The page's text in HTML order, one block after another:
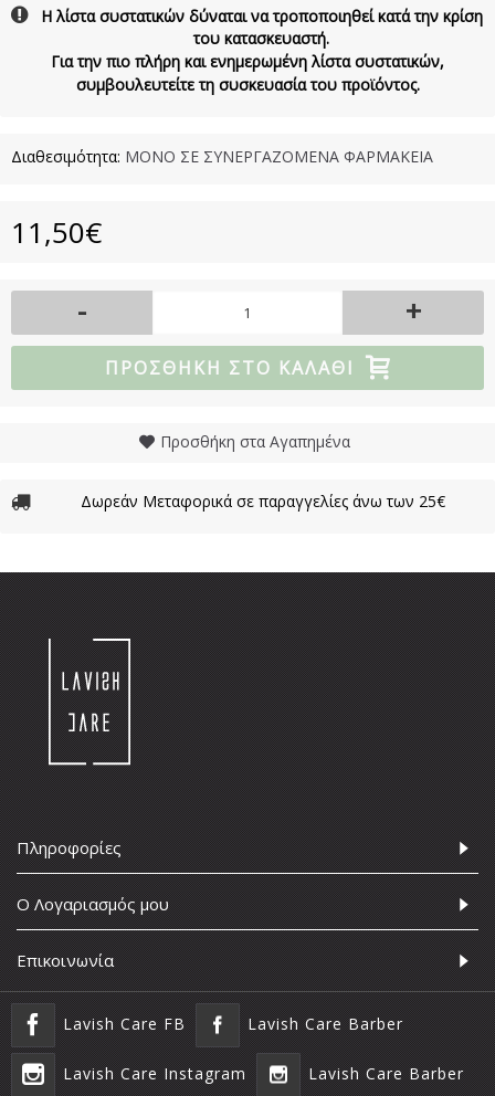
Η λίστα συστατικών δύναται να τροποποιηθεί κατά την κρίση
του κατασκευαστή.
Για την πιο πλήρη και ενημερωμένη λίστα συστατικών,
συμβουλευτείτε τη συσκευασία του προϊόντος.
Διαθεσιμότητα: ΜΟΝΟ ΣΕ ΣΥΝΕΡΓΑΖΟΜΕΝΑ ΦΑΡΜΑΚΕΙΑ
11,50€
- +
ΠΡΟΣΘΉΚΗ ΣΤΟ ΚΑΛΆΘΙ
Προσθήκη στα Αγαπημένα
Δωρεάν Μεταφορικά σε παραγγελίες άνω των 25€
Πληροφορίες
Ο Λογαριασμός μου
Επικοινωνία
Lavish Care FB Lavish Care Barber
Lavish Care Instagram Lavish Care Barber